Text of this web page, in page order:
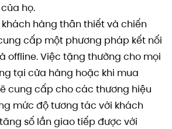
họ.
hàng thân thiết và chiến
cấp một phương pháp kết nối
offline. Việc tặng thưởng cho mọi
tại cửa hàng hoặc khi mua
cung cấp cho các thương hiệu
mức độ tương tác với khách
số lần giao tiếp được với